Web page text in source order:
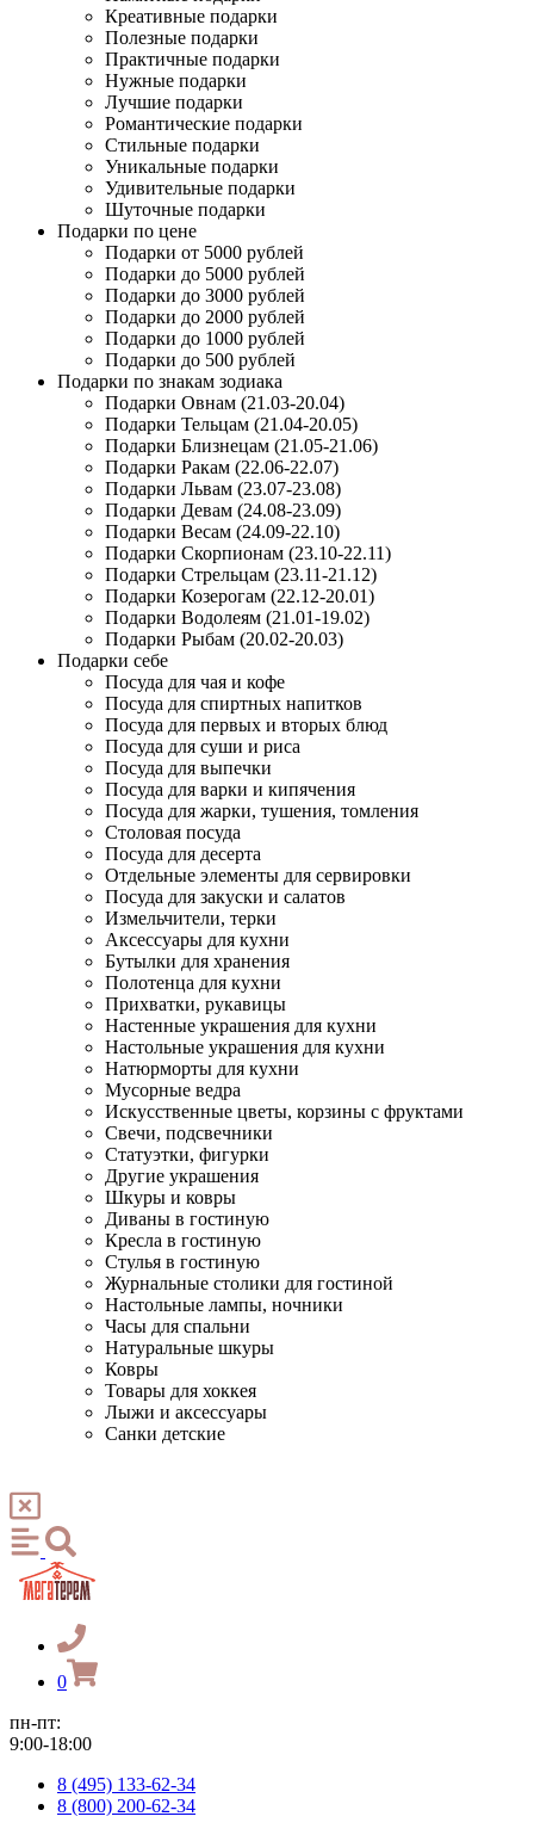
Креативные подарки
Полезные подарки
Практичные подарки
Нужные подарки
Лучшие подарки
Романтические подарки
Стильные подарки
Уникальные подарки
Удивительные подарки
Шуточные подарки
Подарки по цене
Подарки от 5000 рублей
Подарки до 5000 рублей
Подарки до 3000 рублей
Подарки до 2000 рублей
Подарки до 1000 рублей
Подарки до 500 рублей
Подарки по знакам зодиака
Подарки Овнам (21.03-20.04)
Подарки Тельцам (21.04-20.05)
Подарки Близнецам (21.05-21.06)
Подарки Ракам (22.06-22.07)
Подарки Львам (23.07-23.08)
Подарки Девам (24.08-23.09)
Подарки Весам (24.09-22.10)
Подарки Скорпионам (23.10-22.11)
Подарки Стрельцам (23.11-21.12)
Подарки Козерогам (22.12-20.01)
Подарки Водолеям (21.01-19.02)
Подарки Рыбам (20.02-20.03)
Подарки себе
Посуда для чая и кофе
Посуда для спиртных напитков
Посуда для первых и вторых блюд
Посуда для суши и риса
Посуда для выпечки
Посуда для варки и кипячения
Посуда для жарки, тушения, томления
Столовая посуда
Посуда для десерта
Отдельные элементы для сервировки
Посуда для закуски и салатов
Измельчители, терки
Аксессуары для кухни
Бутылки для хранения
Полотенца для кухни
Прихватки, рукавицы
Настенные украшения для кухни
Настольные украшения для кухни
Натюрморты для кухни
Мусорные ведра
Искусственные цветы, корзины с фруктами
Свечи, подсвечники
Статуэтки, фигурки
Другие украшения
Шкуры и ковры
Диваны в гостиную
Кресла в гостиную
Стулья в гостиную
Журнальные столики для гостиной
Настольные лампы, ночники
Часы для спальни
Натуральные шкуры
Ковры
Товары для хоккея
Лыжи и аксессуары
Санки детские
0
пн-пт:
9:00-18:00
8 (495) 133-62-34
8 (800) 200-62-34